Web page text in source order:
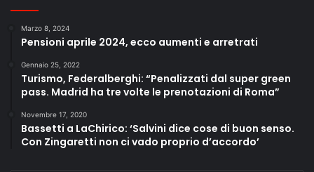
Marzo 8, 2024
Pensioni aprile 2024, ecco aumenti e arretrati
Gennaio 25, 2022
Turismo, Federalberghi: “Penalizzati dal super green
pass. Madrid ha tre volte le prenotazioni di Roma”
Novembre 17, 2020
Bassetti a LaChirico: ‘Salvini dice cose di buon senso.
Con Zingaretti non ci vado proprio d’accordo’